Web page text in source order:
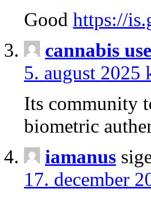
Good https://
cannabis
5. august 2025
Its community
biometric
iamanus
17. december